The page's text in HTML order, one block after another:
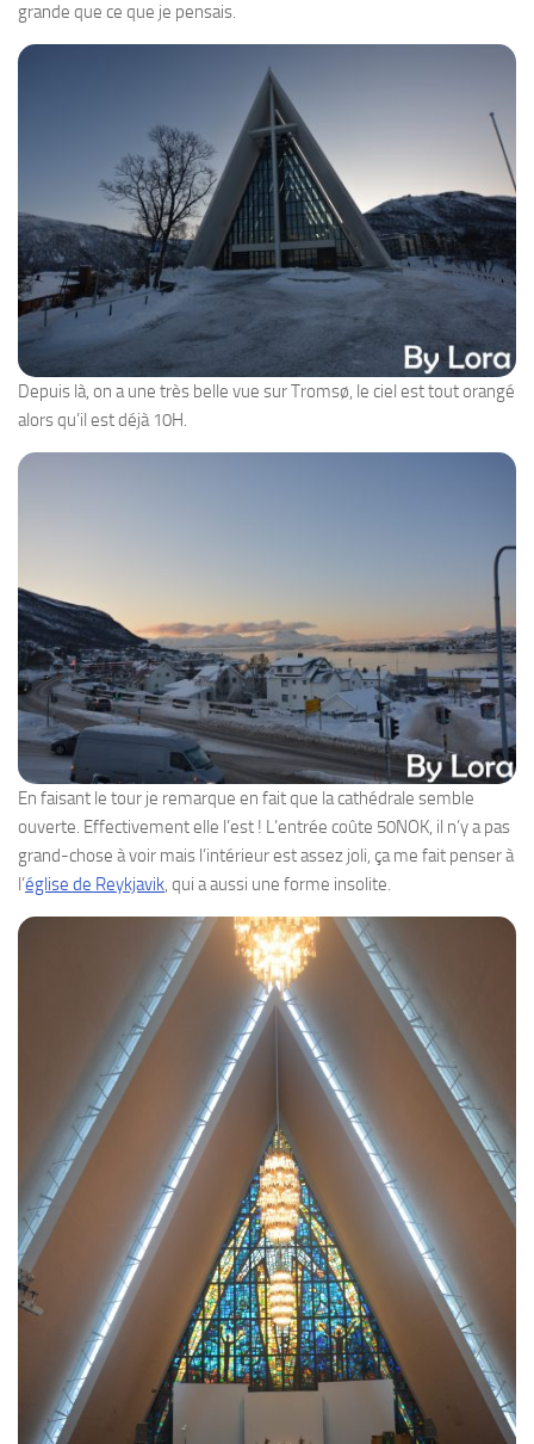
grande que ce que je pensais.
Depuis là, on a une très belle vue sur Tromsø, le ciel est tout orangé
alors qu’il est déjà 10H.
En faisant le tour je remarque en fait que la cathédrale semble
ouverte. Effectivement elle l’est ! L’entrée coûte 50NOK, il n’y a pas
grand-chose à voir mais l’intérieur est assez joli, ça me fait penser à
l’église de Reykjavik, qui a aussi une forme insolite.